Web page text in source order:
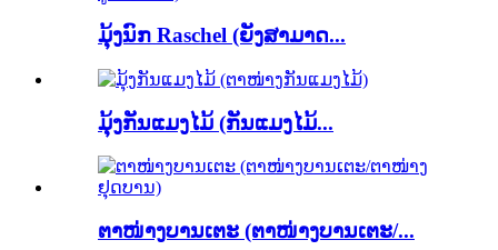
ມຸ້ງນົກ Raschel (ຍັງສາມາດ...
ມຸ້ງກັນແມງໄມ້ (ກັນແມງໄມ້...
ຕາໜ່າງບານເຕະ (ຕາໜ່າງບານເຕະ/...